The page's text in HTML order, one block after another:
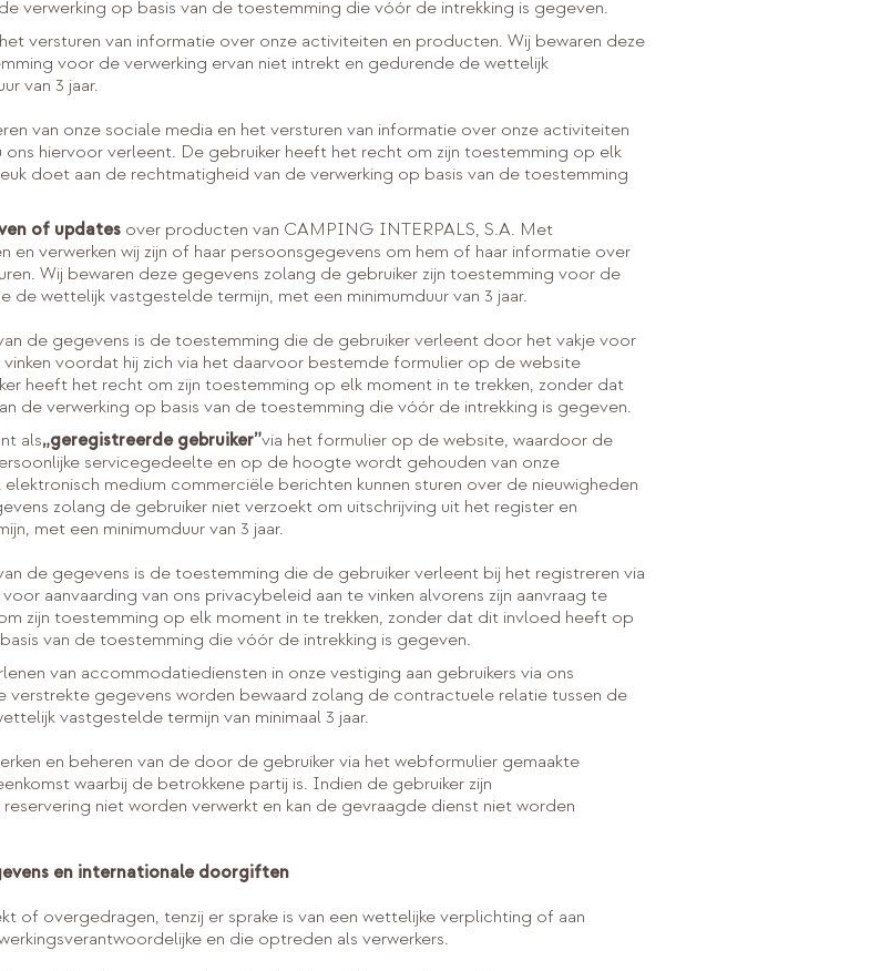
verwerking op basis van de toestemming die vóór de intrekking is gegeven.
versturen van informatie over onze activiteiten en producten. Wij bewaren deze
voor de verwerking ervan niet intrekt en gedurende de wettelijk
van 3 jaar.
van onze sociale media en het versturen van informatie over onze activiteiten
hiervoor verleent. De gebruiker heeft het recht om zijn toestemming op elk
doet aan de rechtmatigheid van de verwerking op basis van de toestemming
of updates over producten van CAMPING INTERPALS, S.A. Met
en verwerken wij zijn of haar persoonsgegevens om hem of haar informatie over
Wij bewaren deze gegevens zolang de gebruiker zijn toestemming voor de
de wettelijk vastgestelde termijn, met een minimumduur van 3 jaar.
de gegevens is de toestemming die de gebruiker verleent door het vakje voor
voordat hij zich via het daarvoor bestemde formulier op de website
heeft het recht om zijn toestemming op elk moment in te trekken, zonder dat
de verwerking op basis van de toestemming die vóór de intrekking is gegeven.
als„geregistreerde gebruiker”via het formulier op de website, waardoor de
servicegedeelte en op de hoogte wordt gehouden van onze
medium commerciële berichten kunnen sturen over de nieuwigheden
zolang de gebruiker niet verzoekt om uitschrijving uit het register en
met een minimumduur van 3 jaar.
de gegevens is de toestemming die de gebruiker verleent bij het registreren via
aanvaarding van ons privacybeleid aan te vinken alvorens zijn aanvraag te
zijn toestemming op elk moment in te trekken, zonder dat dit invloed heeft op
van de toestemming die vóór de intrekking is gegeven.
van accommodatiediensten in onze vestiging aan gebruikers via ons
verstrekte gegevens worden bewaard zolang de contractuele relatie tussen de
vastgestelde termijn van minimaal 3 jaar.
en beheren van de door de gebruiker via het webformulier gemaakte
waarbij de betrokkene partij is. Indien de gebruiker zijn
niet worden verwerkt en kan de gevraagde dienst niet worden
en internationale doorgiften
of overgedragen, tenzij er sprake is van een wettelijke verplichting of aan
en die optreden als verwerkers.